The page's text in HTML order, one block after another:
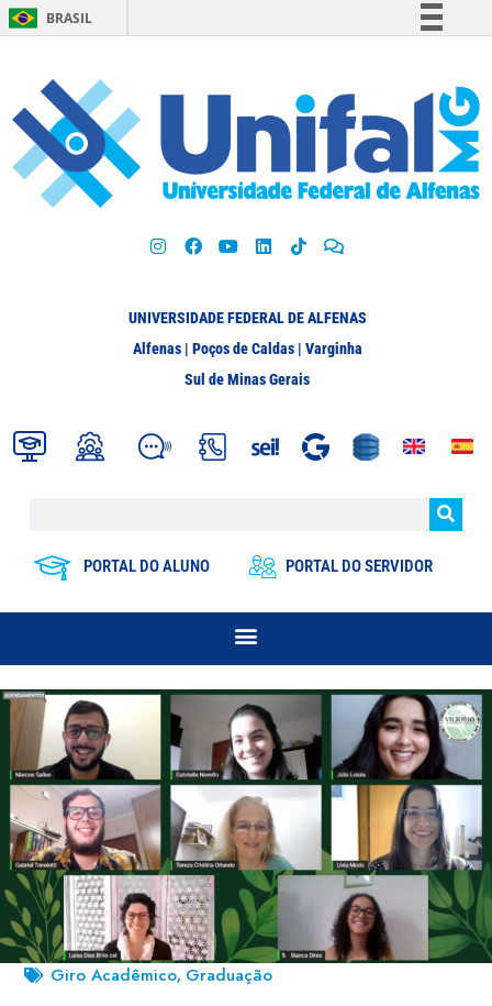
BRASIL
Participe
Acesso à informação
Legislação
UNIVERSIDADE FEDERAL DE ALFENAS
Alfenas | Poços de Caldas | Varginha
Sul de Minas Gerais
PORTAL DO ALUNO PORTAL DO SERVIDOR
Giro Acadêmico, Graduação